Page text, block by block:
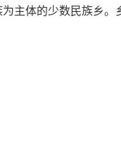
主体的少数民族乡。